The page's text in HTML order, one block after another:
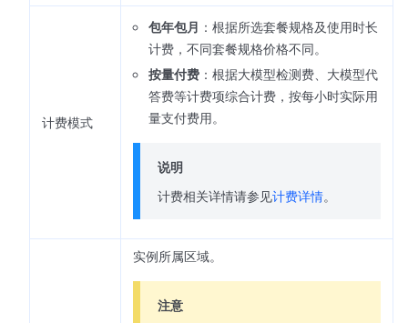
计费模式
包年包月 ：根据所选套餐规格及使用时长
计费，不同套餐规格价格不同。
按量付费：根据大模型检测费、大模型代
答费等计费项综合计费，按每小时实际用
量支付费用。
说明
计费相关详情请参见计费详情。
实例所属区域。
注意